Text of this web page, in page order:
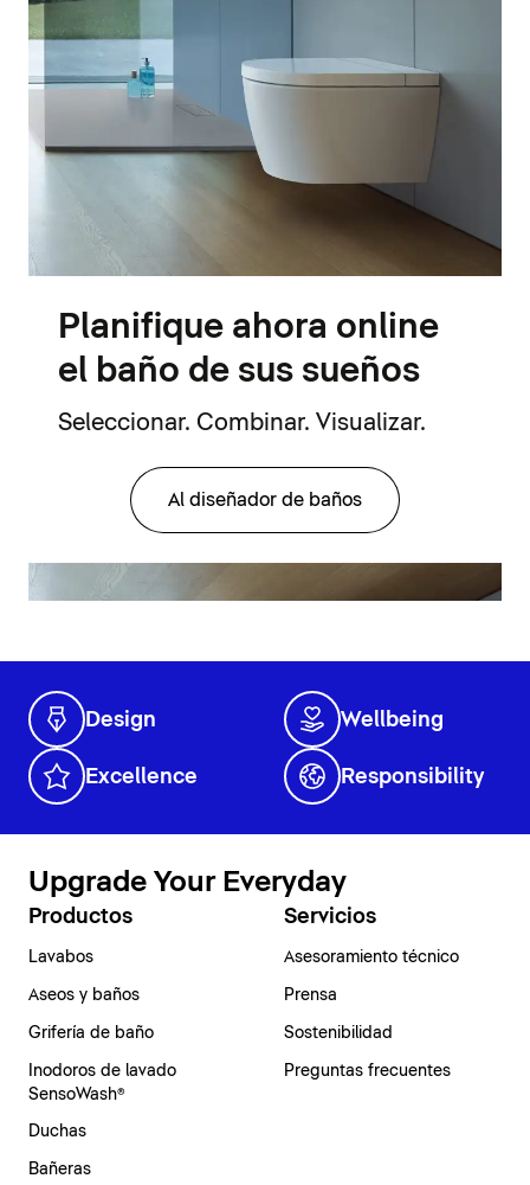
Planifique ahora online
el baño de sus sueños
Seleccionar. Combinar. Visualizar.
Al diseñador de baños
Design Wellbeing
Excellence Responsibility
Upgrade Your Everyday
Productos
Lavabos
Aseos y baños
Grifería de baño
Inodoros de lavado
SensoWash®
Duchas
Bañeras
Servicios
Asesoramiento técnico
Prensa
Sostenibilidad
Preguntas frecuentes